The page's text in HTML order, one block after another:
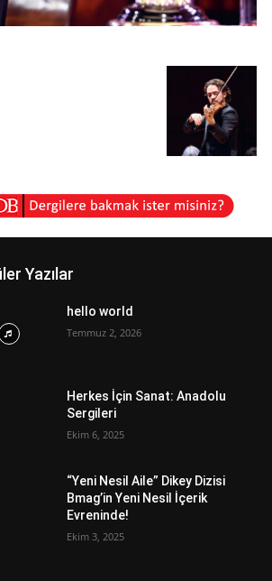
Yazılar
hello world
Temmuz 2, 2026
Herkes İçin Sanat: Anadolu
Sergileri
Ekim 6, 2025
“Yeni Nesil Aile” Dikey Dizisi
Bmag’in Yeni Nesil İçerik
Evreninde!
Ekim 3, 2025